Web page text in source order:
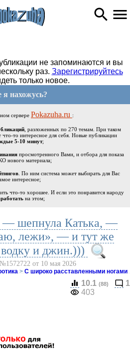
не запоминаются и вы
раз. Зарегистрируйтесь
только новое.
я нахожусь?
сервере Pokazuha.ru :
, разложенных по 270 темам. При таком
то интересное для себя. Новые публикации
5-10 минут;
просмотренного Вами, и отбора для показа
нового материала;
. По ним система может выбирать для Вас
интересное;
что-то хорошее. И если это понравится народу
на этом;
— шепнула Катька, —
лежи», — и тут же
и джин.)))
от 10 мая 2026
> С широко расставленными ногами
10.1 (88)
1
403